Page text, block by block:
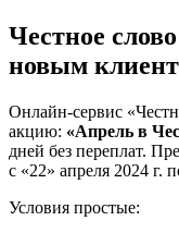
Честное
новым
Онлайн-сервис
акцию: «Апрель в
дней без переплат.
с «22» апреля 2024 г.
Условия простые: